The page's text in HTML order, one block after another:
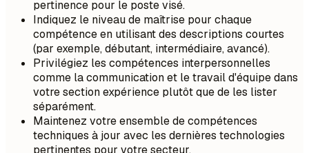
pertinence pour le poste visé.
Indiquez le niveau de maîtrise pour chaque
compétence en utilisant des descriptions courtes
(par exemple, débutant, intermédiaire, avancé).
Privilégiez les compétences interpersonnelles
comme la communication et le travail d'équipe dans
votre section expérience plutôt que de les lister
séparément.
Maintenez votre ensemble de compétences
techniques à jour avec les dernières technologies
pertinentes pour votre secteur.